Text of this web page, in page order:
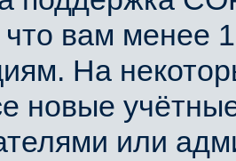
что вам менее
На
новые
или